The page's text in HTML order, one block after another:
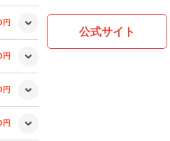
公式サイト